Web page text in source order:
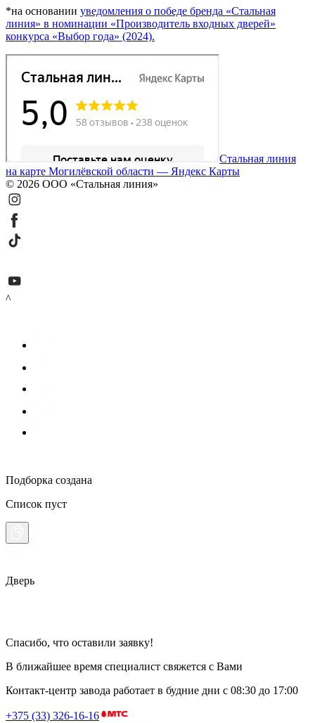
*на основании уведомления о победе бренда «Стальная
линия» в номинации «Производитель входных дверей»
конкурса «Выбор года» (2024).
Стальная линия
на карте Могилёвской области — Яндекс Карты
© 2026 ООО «Стальная линия»
^
Подборка создана
Список пуст
Дверь
Спасибо, что оставили заявку!
В ближайшее время специалист свяжется с Вами
Контакт-центр завода работает в будние дни с 08:30 до 17:00
+375 (33) 326-16-16